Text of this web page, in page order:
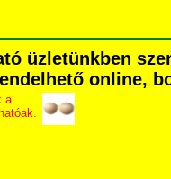
üzletünkben
online,
a